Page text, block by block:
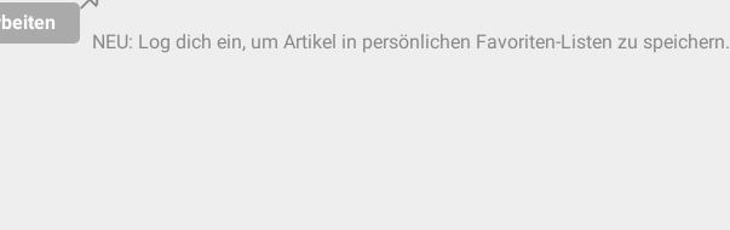
NEU: Log dich ein, um Artikel in persönlichen Favoriten-Listen zu speichern.